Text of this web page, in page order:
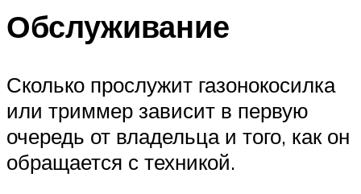
Обслуживание
Сколько прослужит газонокосилка
или триммер зависит в первую
очередь от владельца и того, как он
обращается с техникой.